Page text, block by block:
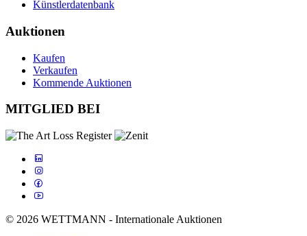
Künstlerdatenbank
Auktionen
Kaufen
Verkaufen
Kommende Auktionen
MITGLIED BEI
© 2026 WETTMANN - Internationale Auktionen